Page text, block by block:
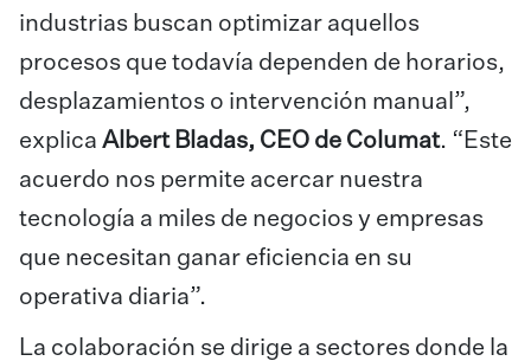
industrias buscan optimizar aquellos
procesos que todavía dependen de horarios,
desplazamientos o intervención manual”,
explica Albert Bladas, CEO de Columat. “Este
acuerdo nos permite acercar nuestra
tecnología a miles de negocios y empresas
que necesitan ganar eficiencia en su
operativa diaria”.
La colaboración se dirige a sectores donde la